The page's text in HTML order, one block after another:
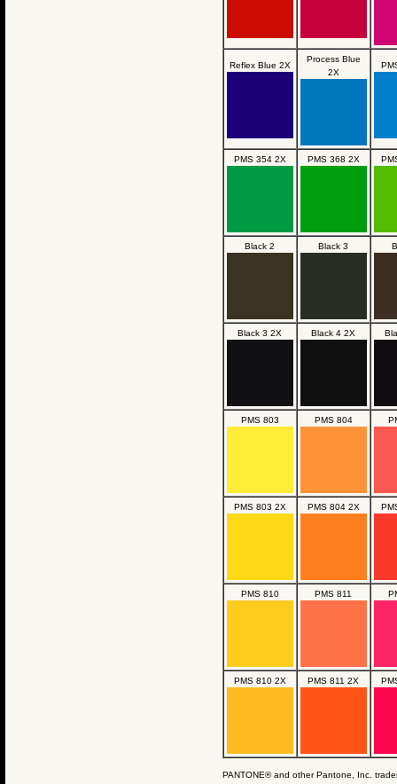
Reflex Blue 2X
Process Blue
2X
PMS 354 2X PMS 368 2X
Black 2 Black 3
Black 3 2X Black 4 2X
PMS 803 PMS 804
PMS 803 2X PMS 804 2X
PMS 810 PMS 811
PMS 810 2X PMS 811 2X
PANTONE® and other Pantone, Inc.